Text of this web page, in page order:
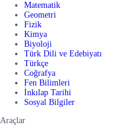
Matematik
Geometri
Fizik
Kimya
Biyoloji
Türk Dili ve Edebiyatı
Türkçe
Coğrafya
Fen Bilimleri
İnkılap Tarihi
Sosyal Bilgiler
Araçlar